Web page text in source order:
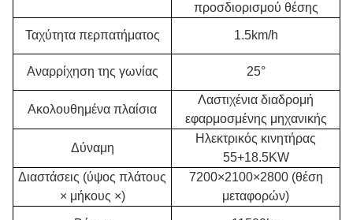
προσδιορισμού θέσης
Ταχύτητα περπατήματος 1.5km/h
Αναρρίχηση της γωνίας 25°
Ακολουθημένα πλαίσια
Λαστιχένια διαδρομή
εφαρμοσμένης μηχανικής
Δύναμη
Ηλεκτρικός κινητήρας
55+18.5KW
Διαστάσεις (ύψος πλάτους
× μήκους ×)
7200×2100×2800 (θέση
μεταφορών)